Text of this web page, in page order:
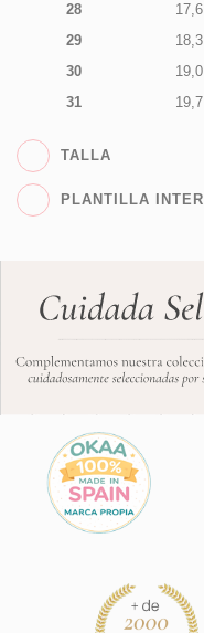
28
17,6
29
18,3
30
19,0
31
19,7
TALLA
PLANTILLA